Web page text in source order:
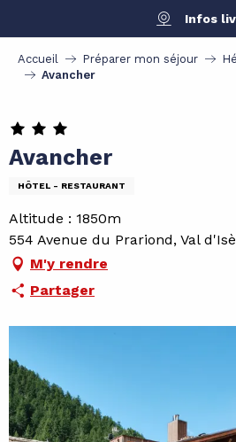
contenu
principal
Infos
Accueil Préparer mon séjour
Avancher
Avancher
HÔTEL - RESTAURANT
Altitude : 1850m
554 Avenue du Prariond, Val
M'y rendre
Partager